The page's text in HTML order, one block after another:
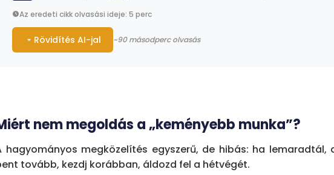
Az eredeti cikk olvasási ideje: 5 perc
Rövidítés AI-jal ~90 másodperc olvasás
növelése nem fenntartható – az emberi teljesítőképességnek
vannak, a „keményebb munka" stratégia nem skálázható
Miért nem megoldás a „keményebb munka"?
nem megoldás a „keményebb munka”?
hagyományos megközelítés egyszerű, de hibás: ha lemaradtál,
tovább, kezdj korábban, áldozd fel a hétvégét.